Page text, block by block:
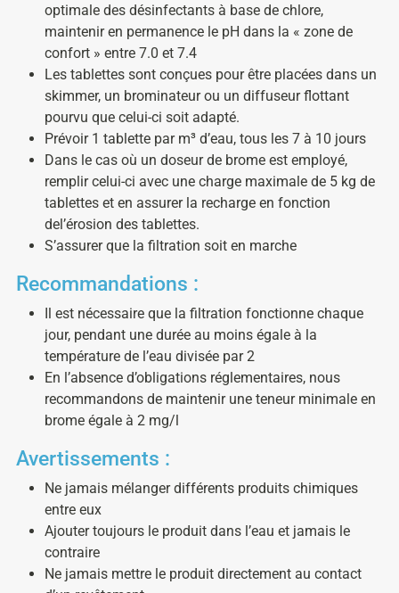
optimale des désinfectants à base de chlore,
maintenir en permanence le pH dans la « zone de
confort » entre 7.0 et 7.4
Les tablettes sont conçues pour être placées dans un
skimmer, un brominateur ou un diffuseur flottant
pourvu que celui-ci soit adapté.
Prévoir 1 tablette par m³ d’eau, tous les 7 à 10 jours
Dans le cas où un doseur de brome est employé,
remplir celui-ci avec une charge maximale de 5 kg de
tablettes et en assurer la recharge en fonction
del’érosion des tablettes.
S’assurer que la filtration soit en marche
Recommandations :
Il est nécessaire que la filtration fonctionne chaque
jour, pendant une durée au moins égale à la
température de l’eau divisée par 2
En l’absence d’obligations réglementaires, nous
recommandons de maintenir une teneur minimale en
brome égale à 2 mg/l
Avertissements :
Ne jamais mélanger différents produits chimiques
entre eux
Ajouter toujours le produit dans l’eau et jamais le
contraire
Ne jamais mettre le produit directement au contact